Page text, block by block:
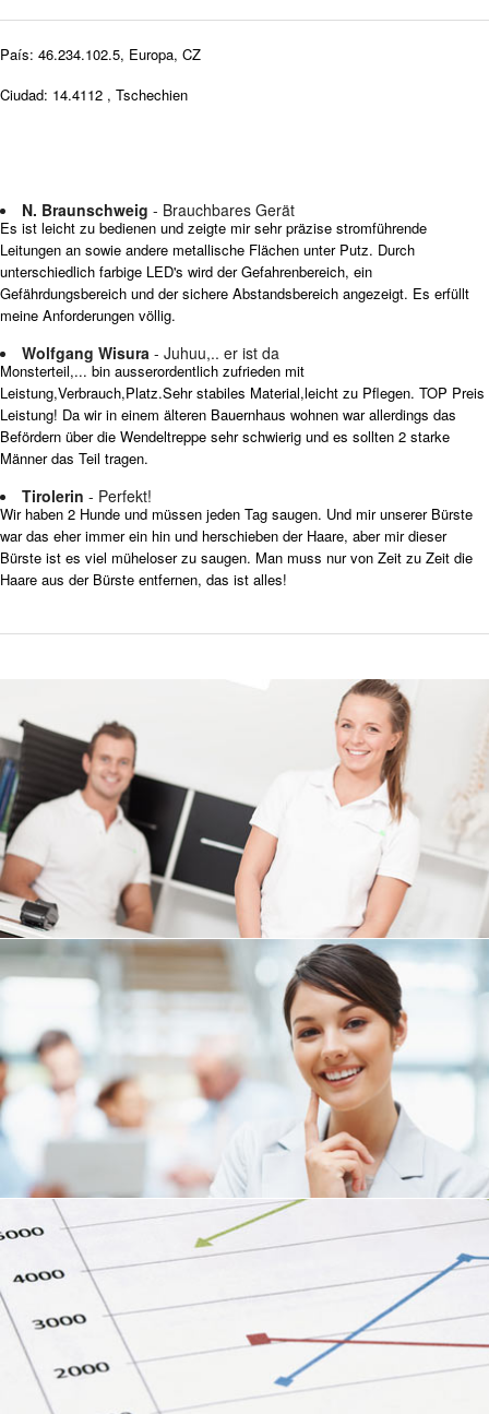
País: 46.234.102.5, Europa, CZ
Ciudad: 14.4112 , Tschechien
N. Braunschweig - Brauchbares Gerät
Es ist leicht zu bedienen und zeigte mir sehr präzise stromführende
Leitungen an sowie andere metallische Flächen unter Putz. Durch
unterschiedlich farbige LED's wird der Gefahrenbereich, ein
Gefährdungsbereich und der sichere Abstandsbereich angezeigt. Es erfüllt
meine Anforderungen völlig.
Wolfgang Wisura - Juhuu,.. er ist da
Monsterteil,... bin ausserordentlich zufrieden mit
Leistung,Verbrauch,Platz.Sehr stabiles Material,leicht zu Pflegen. TOP Preis
Leistung! Da wir in einem älteren Bauernhaus wohnen war allerdings das
Befördern über die Wendeltreppe sehr schwierig und es sollten 2 starke
Männer das Teil tragen.
Tirolerin - Perfekt!
Wir haben 2 Hunde und müssen jeden Tag saugen. Und mir unserer Bürste
war das eher immer ein hin und herschieben der Haare, aber mir dieser
Bürste ist es viel müheloser zu saugen. Man muss nur von Zeit zu Zeit die
Haare aus der Bürste entfernen, das ist alles!